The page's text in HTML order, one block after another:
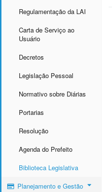
Regulamentação da LAI
Carta de Serviço ao
Usuário
Decretos
Legislação Pessoal
Normativo sobre Diárias
Portarias
Resolução
Agenda do Prefeito
Biblioteca Legislativa
Planejamento e Gestão